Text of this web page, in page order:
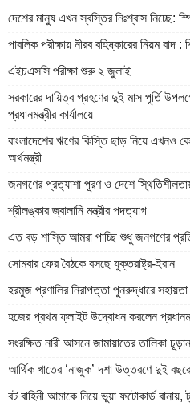
দেশের মানুষ এখন স্বস্তির নিঃশ্বাস নিচ্ছে:
পাবলিক পরীক্ষায় নীরব বহিষ্কারের নিয়ম বাদ :
এইচএসসি পরীক্ষা শুরু ২ জুলাই
সরকারের দায়িত্ব গ্রহণের দুই মাস পূর্তি
প্রধানমন্ত্রীর কার্যালয়ে
বাংলাদেশের ঋণের কিস্তি ছাড় নিয়ে
অর্থমন্ত্রী
জনগণের প্রত্যাশা পূরণ ও দেশে
শ্রীলঙ্কার জ্বালানি মন্ত্রীর পদত্যাগ
এত বড় শাস্তি আমরা পাচ্ছি শুধু জনগণের
সোমবার ফের বৈঠকে বসছে যুক্তরাষ্ট্র-ইরান
হরমুজ প্রণালির নিরাপত্তা পুনরুদ্ধারে
হজের প্রথম ফ্লাইট উদ্বোধন করলেন
সংরক্ষিত নারী আসনে জামায়াতের তালিকা
আর্থিক খাতের ‘নাজুক’ দশা উত্তরণে দুই
বট বাহিনী আমাকে নিয়ে ভুয়া ফটোকার্ড বানায়,